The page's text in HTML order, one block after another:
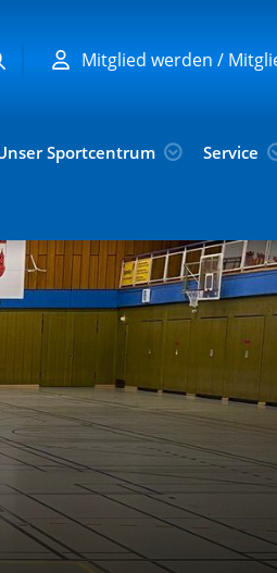
Mitglied werden /
Sportcentrum Service